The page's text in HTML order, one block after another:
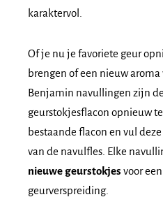
karaktervol.
Of je nu je favoriete geur
brengen of een nieuw
Benjamin navullingen zijn
geurstokjesflacon opnieuw
bestaande flacon en vul
van de navulfles. Elke
nieuwe geurstokjes voor
geurverspreiding.